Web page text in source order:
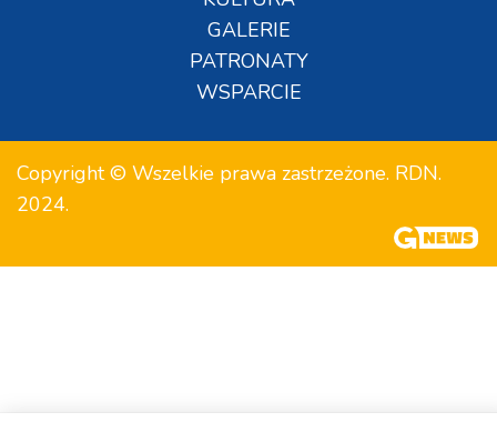
GALERIE
PATRONATY
WSPARCIE
Copyright © Wszelkie prawa zastrzeżone. RDN.
2024.